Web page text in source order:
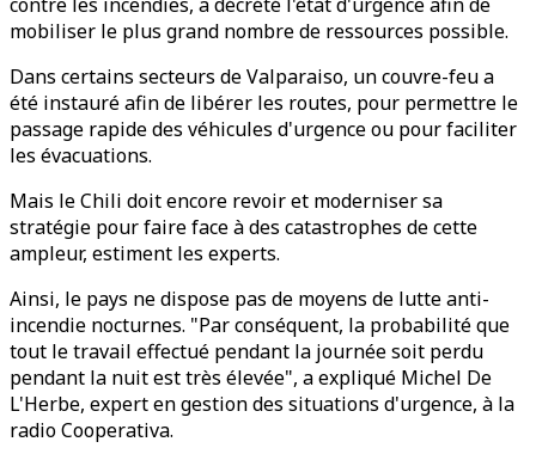
mobiliser le plus grand nombre de ressources possible.
Dans certains secteurs de Valparaiso, un couvre-feu a
été instauré afin de libérer les routes, pour permettre le
passage rapide des véhicules d'urgence ou pour faciliter
les évacuations.
Mais le Chili doit encore revoir et moderniser sa
stratégie pour faire face à des catastrophes de cette
ampleur, estiment les experts.
Ainsi, le pays ne dispose pas de moyens de lutte anti-
incendie nocturnes. "Par conséquent, la probabilité que
tout le travail effectué pendant la journée soit perdu
pendant la nuit est très élevée", a expliqué Michel De
L'Herbe, expert en gestion des situations d'urgence, à la
radio Cooperativa.